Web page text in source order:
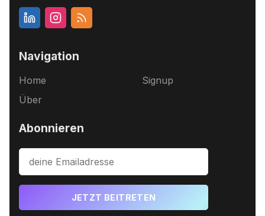
Navigation
Home
Über
Signup
Abonnieren
JETZT BEITRETEN